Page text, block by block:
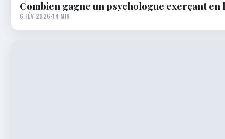
Combien gagne un psychologue exerçant en
6 FÉV 2026·14 MIN